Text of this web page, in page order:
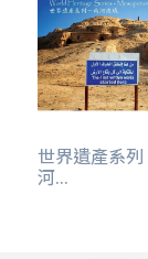
攻取拉吉
希西家水道
西羅亞石刻
西羅亞池
世界遺產系
河...